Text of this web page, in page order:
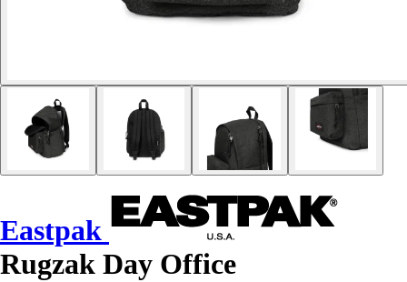
Eastpak
Rugzak Day Office